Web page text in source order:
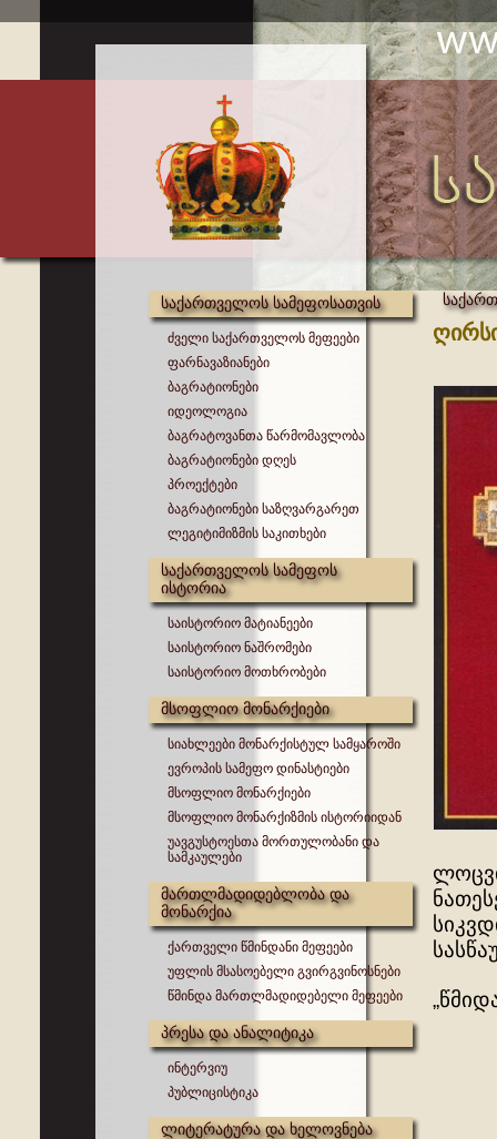
საქართველოს სამეფოსათვის
ძველი საქართველოს მეფეები
ფარნავაზიანები
ბაგრატიონები
იდეოლოგია
ბაგრატოვანთა წარმომავლობა
ბაგრატიონები დღეს
პროექტები
ბაგრატიონები საზღვარგარეთ
ლეგიტიმიზმის საკითხები
საქართველოს სამეფოს
ისტორია
საისტორიო მატიანეები
საისტორიო ნაშრომები
საისტორიო მოთხრობები
მსოფლიო მონარქიები
სიახლეები მონარქისტულ სამყაროში
ევროპის სამეფო დინასტიები
მსოფლიო მონარქიები
მსოფლიო მონარქიზმის ისტორიიდან
უავგუსტოესთა მორთულობანი და
სამკაულები
მართლმადიდებლობა და
მონარქია
ქართველი წმინდანი მეფეები
უფლის მსასოებელი გვირგვინოსნები
წმინდა მართლმადიდებელი მეფეები
პრესა და ანალიტიკა
ინტერვიუ
პუბლიცისტიკა
ლიტერატურა და ხელოვნება